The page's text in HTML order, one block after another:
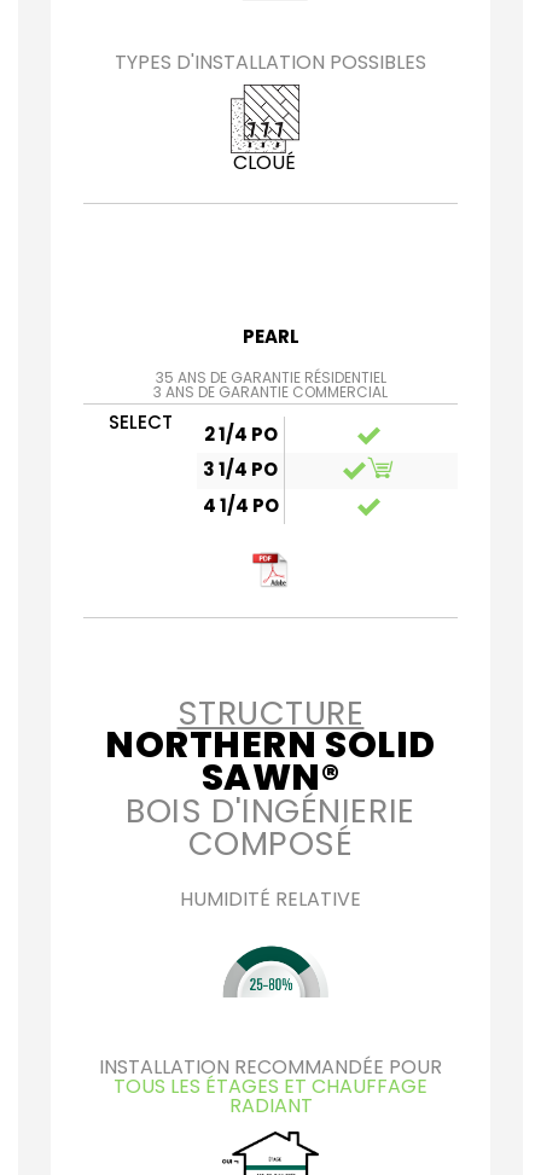
TYPES D'INSTALLATION POSSIBLES
CLOUÉ
PEARL
35 ANS DE GARANTIE RÉSIDENTIEL
3 ANS DE GARANTIE COMMERCIAL
SELECT
2 1/4 PO
3 1/4 PO
4 1/4 PO
STRUCTURE
NORTHERN SOLID
SAWN®
BOIS D'INGÉNIERIE
COMPOSÉ
HUMIDITÉ RELATIVE
INSTALLATION RECOMMANDÉE POUR
TOUS LES ÉTAGES ET CHAUFFAGE
RADIANT